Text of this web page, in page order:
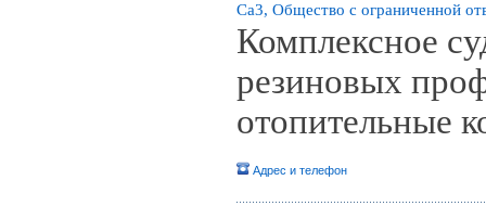
Са3, Общество с ограниченной
Комплексное
резиновых
отопительные
Адрес и телефон